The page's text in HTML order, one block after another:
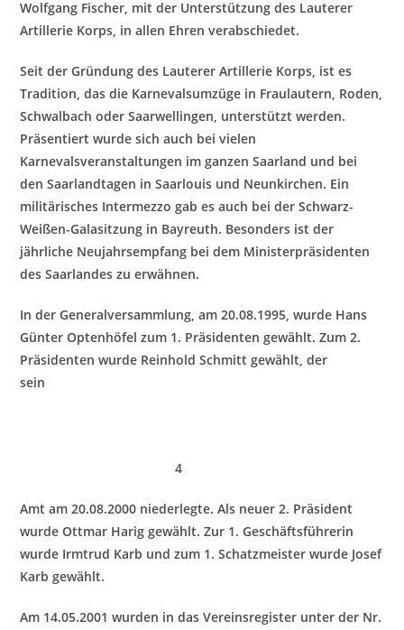
Wolfgang Fischer, mit der Unterstützung des Lauterer
Artillerie Korps, in allen Ehren verabschiedet.
Seit der Gründung des Lauterer Artillerie Korps, ist es
Tradition, das die Karnevalsumzüge in Fraulautern, Roden,
Schwalbach oder Saarwellingen, unterstützt werden.
Präsentiert wurde sich auch bei vielen
Karnevalsveranstaltungen im ganzen Saarland und bei
den Saarlandtagen in Saarlouis und Neunkirchen. Ein
militärisches Intermezzo gab es auch bei der Schwarz-
Weißen-Galasitzung in Bayreuth. Besonders ist der
jährliche Neujahrsempfang bei dem Ministerpräsidenten
des Saarlandes zu erwähnen.
In der Generalversammlung,am 20.08.1995, wurde Hans
Günter Optenhöfel zum 1. Präsidenten gewählt. Zum 2.
Präsidenten wurde Reinhold Schmitt gewählt, der
sein
4
Amt am 20.08.2000 niederlegte. Als neuer 2. Präsident
wurde Ottmar Harig gewählt. Zur 1. Geschäftsführerin
wurde Irmtrud Karb und zum 1. Schatzmeister wurde Josef
Karb gewählt.
Am 14.05.2001 wurden in das Vereinsregister unter der Nr.